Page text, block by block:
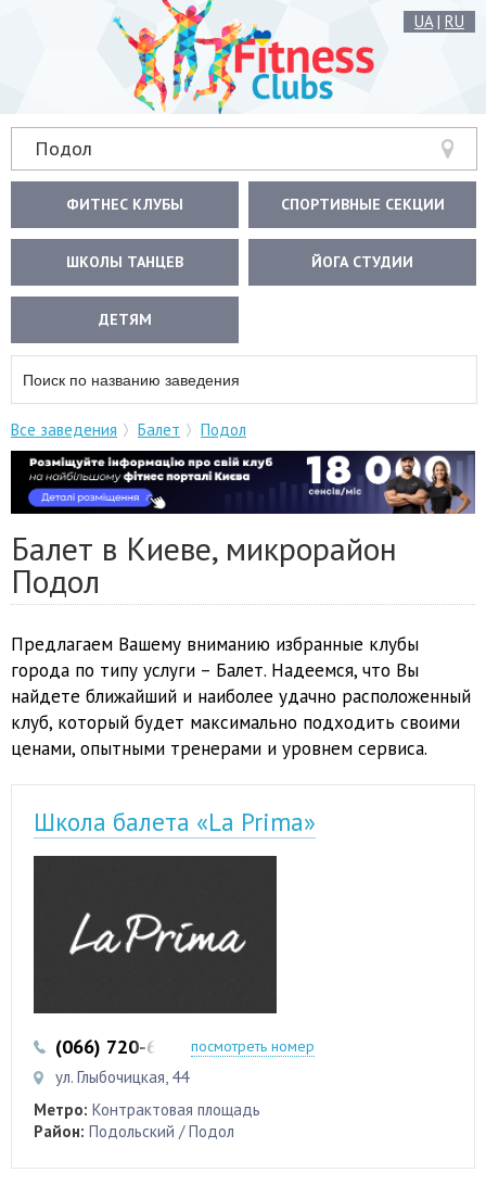
UA| RU
Подол
ФИТНЕС КЛУБЫ СПОРТИВНЫЕ СЕКЦИИ
ШКОЛЫ ТАНЦЕВ ЙОГА СТУДИИ
ДЕТЯМ
Все заведения Балет Подол
Балет в Киеве, микрорайон
Подол
Предлагаем Вашему вниманию избранные клубы
города по типу услуги – Балет. Надеемся, что Вы
найдете ближайший и наиболее удачно расположенный
клуб, который будет максимально подходить своими
ценами, опытными тренерами и уровнем сервиса.
Школа балета «La Prima»
(066) 720-66-86посмотреть номер
ул. Глыбочицкая, 44
Метро: Контрактовая площадь
Район: Подольский / Подол